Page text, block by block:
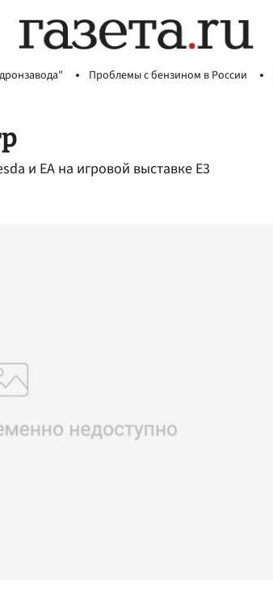
Проблемы с бензином в России
и EA на игровой выставке E3